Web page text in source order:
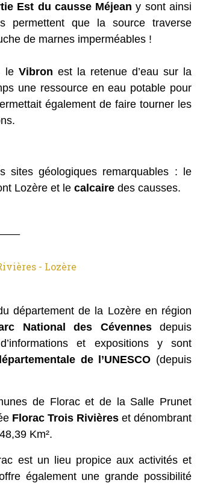
Est du causse Méjean y sont ainsi
permettent que la source traverse
de marnes imperméables !
le Vibron est la retenue d’eau sur la
une ressource en eau potable pour
également de faire tourner les
sites géologiques remarquables : le
Lozère et le calcaire des causses.
département de la Lozère en région
National des Cévennesdepuis
et expositions y sont
de l’UNESCO (depuis
de Florac et de la Salle Prunet
Florac Trois Rivières et dénombrant
Km².
est un lieu propice aux activités et
également une grande possibilité